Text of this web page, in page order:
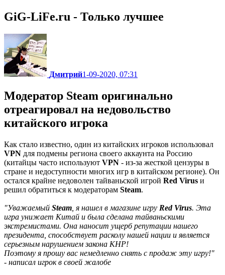
GiG-LiFe.ru - Только лучшее
Дмитрий1-09-2020, 07:31
Модератор Steam оригинально
отреагировал на недовольство
китайского игрока
Как стало известно, один из китайских игроков использовал
VPN для подмены региона своего аккаунта на Россию
(китайцы часто используют VPN - из-за жесткой цензуры в
стране и недоступности многих игр в китайском регионе). Он
остался крайне недоволен тайваньской игрой Red Virus и
решил обратиться к модераторам Steam.
"Уважаемый Steam , я нашел в магазине игру Red Virus. Эта
игра унижает Китай и была сделана тайваньскими
экстремистами. Она наносит ущерб репутации нашего
президента, способствует расколу нашей нации и является
серьезным нарушением закона КНР!
Поэтому я прошу вас немедленно снять с продаж эту игру!"
- написал игрок в своей жалобе